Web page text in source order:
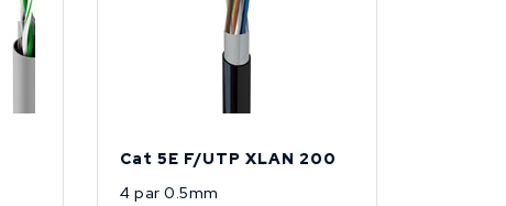
Cat 5E F/UTP XLAN 200
4 par 0.5mm